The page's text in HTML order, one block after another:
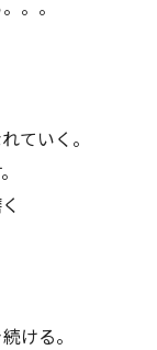
。。
ていく。
ける。